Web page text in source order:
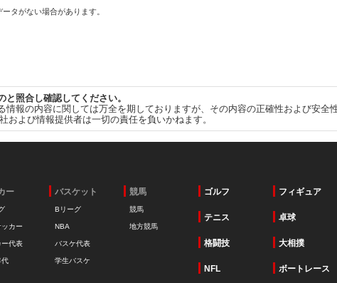
タがない場合があります。
と照合し確認してください。
報の内容に関しては万全を期しておりますが、その内容の正確性および安全
よび情報提供者は一切の責任を負いかねます。
ー
カー
ー代表
代
バスケット
Bリーグ
NBA
バスケ代表
学生バスケ
競馬
競馬
地方競馬
ゴルフ フィギュア
テニス 卓球
格闘技 大相撲
NFL ボートレース